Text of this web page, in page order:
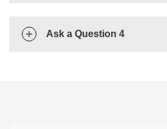
Ask a Question 4